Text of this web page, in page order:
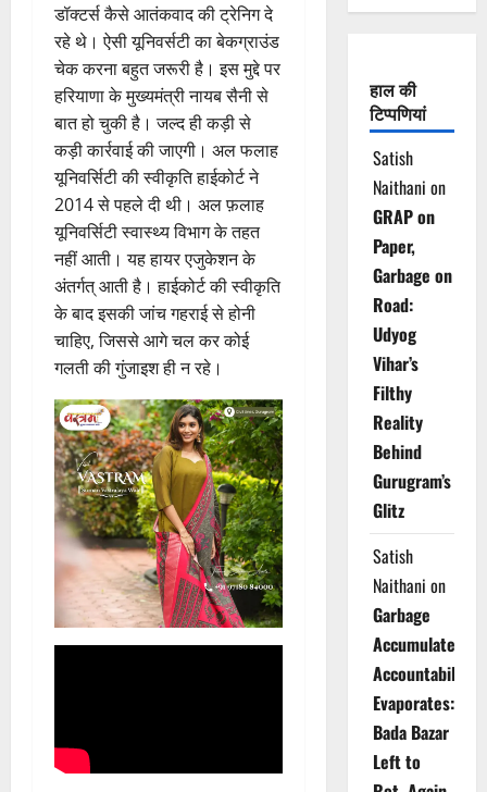
डॉक्टर्स कैसे आतंकवाद की ट्रेनिग दे
रहे थे। ऐसी यूनिवर्सटी का बेकग्राउंड
चेक करना बहुत जरूरी है। इस मुद्दे पर
हरियाणा के मुख्यमंत्री नायब सैनी से
बात हो चुकी है। जल्द ही कड़ी से
कड़ी कार्रवाई की जाएगी। अल फलाह
यूनिवर्सिटी की स्वीकृति हाईकोर्ट ने
2014 से पहले दी थी। अल फ़लाह
यूनिवर्सिटी स्वास्थ्य विभाग के तहत
नहीं आती। यह हायर एजुकेशन के
अंतर्गत् आती है। हाईकोर्ट की स्वीकृति
के बाद इसकी जांच गहराई से होनी
चाहिए, जिससे आगे चल कर कोई
गलती की गुंजाइश ही न रहे।
हाल की
टिप्पणियां
Satish
Naithani on
GRAP on
Paper,
Garbage on
Road:
Udyog
Vihar’s
Filthy
Reality
Behind
Gurugram’s
Glitz
Satish
Naithani on
Garbage
Accumulates,
Accountability
Evaporates:
Bada Bazar
Left to